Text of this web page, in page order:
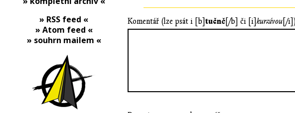
Komentář (lze psát i [b] tučně [/b] či [i] kurzívou [/
» RSS feed «
» Atom feed «
» souhrn mailem «